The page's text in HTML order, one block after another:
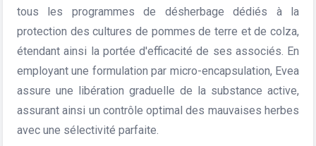
tous les programmes de désherbage dédiés à la
protection des cultures de pommes de terre et de colza,
étendant ainsi la portée d'efficacité de ses associés. En
employant une formulation par micro-encapsulation, Evea
assure une libération graduelle de la substance active,
assurant ainsi un contrôle optimal des mauvaises herbes
avec une sélectivité parfaite.